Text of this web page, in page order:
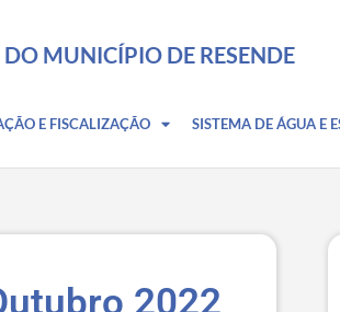
MUNICÍPIO DE RESENDE
E FISCALIZAÇÃO SISTEMA DE ÁGUA E
2022